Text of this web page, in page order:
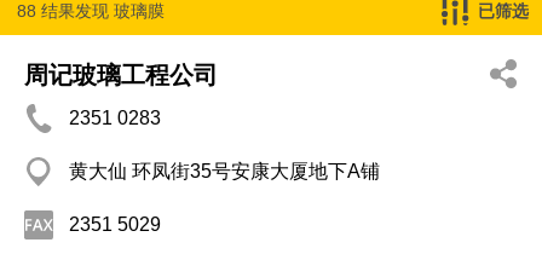
88 结果发现 玻璃膜 已筛选
周记玻璃工程公司
2351 0283
黄大仙 环凤街35号安康大厦地下A铺
2351 5029